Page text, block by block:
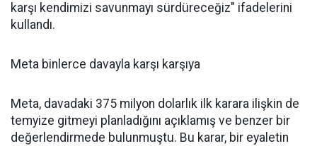
karşı kendimizi savunmayı sürdüreceğiz" ifadelerini
kullandı.
Meta binlerce davayla karşı karşıya
Meta, davadaki 375 milyon dolarlık ilk karara ilişkin de
temyize gitmeyi planladığını açıklamış ve benzer bir
değerlendirmede bulunmuştu. Bu karar, bir eyaletin